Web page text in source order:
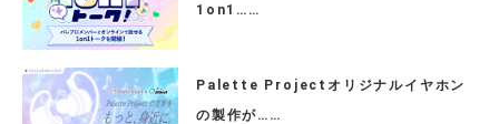
1on1……
Palette Projectオリジナルイヤホン
の製作が……